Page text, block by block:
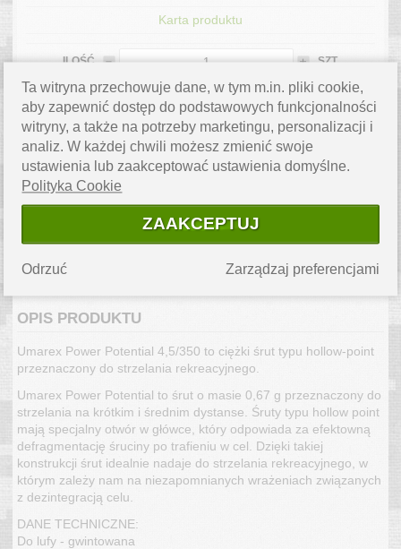
Karta produktu
ILOŚĆ SZT.
DO KOSZYKA
WYSYŁKA 3 DNI
ZAPYTAJ O PRODUKT
Masz pytanie? Napisz do nas,
chętnie pomożemy.
WYSYŁKA W 3 DNI
OPIS PRODUKTU
Umarex Power Potential 4,5/350 to ciężki śrut typu hollow-point
przeznaczony do strzelania rekreacyjnego.
Umarex Power Potential to śrut o masie 0,67 g przeznaczony do
strzelania na krótkim i średnim dystanse. Śruty typu hollow point
mają specjalny otwór w główce, który odpowiada za efektowną
defragmentację śruciny po trafieniu w cel. Dzięki takiej
konstrukcji śrut idealnie nadaje do strzelania rekreacyjnego, w
którym zależy nam na niezapomnianych wrażeniach związanych
z dezintegracją celu.
DANE TECHNICZNE:
Do lufy - gwintowana
Ta witryna przechowuje dane, w tym m.in. pliki cookie,
aby zapewnić dostęp do podstawowych funkcjonalności
witryny, a także na potrzeby marketingu, personalizacji i
analiz. W każdej chwili możesz zmienić swoje
ustawienia lub zaakceptować ustawienia domyślne.
Polityka Cookie
ZAAKCEPTUJ
Zarządzaj preferencjami
Odrzuć